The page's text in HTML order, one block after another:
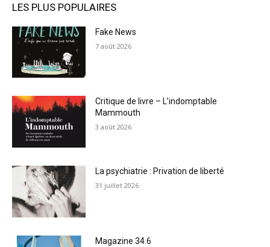
LES PLUS POPULAIRES
Fake News
7 août 2026
Critique de livre – L’indomptable
Mammouth
3 août 2026
La psychiatrie : Privation de liberté
31 juillet 2026
Magazine 34.6